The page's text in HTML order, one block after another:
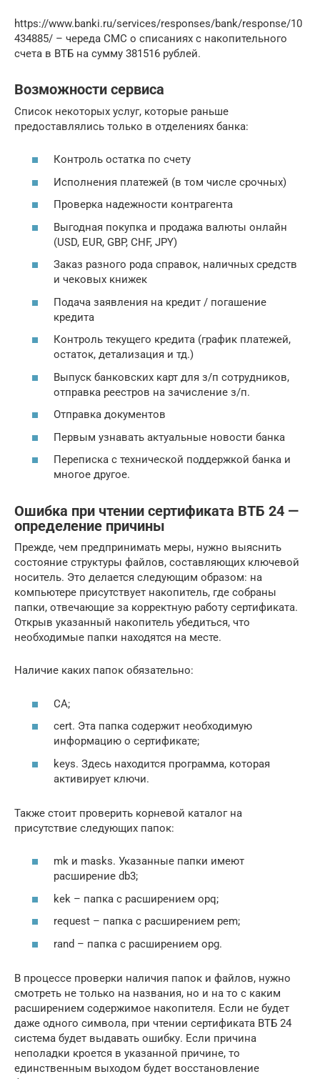
https://www.banki.ru/services/responses/bank/response/10
434885/ – череда СМС о списаниях с накопительного
счета в ВТБ на сумму 381516 рублей.
Возможности сервиса
Список некоторых услуг, которые раньше
предоставлялись только в отделениях банка:
Контроль остатка по счету
Исполнения платежей (в том числе срочных)
Проверка надежности контрагента
Выгодная покупка и продажа валюты онлайн
(USD, EUR, GBP, CHF, JPY)
Заказ разного рода справок, наличных средств
и чековых книжек
Подача заявления на кредит / погашение
кредита
Контроль текущего кредита (график платежей,
остаток, детализация и тд.)
Выпуск банковских карт для з/п сотрудников,
отправка реестров на зачисление з/п.
Отправка документов
Первым узнавать актуальные новости банка
Переписка с технической поддержкой банка и
многое другое.
Ошибка при чтении сертификата ВТБ 24 —
определение причины
Прежде, чем предпринимать меры, нужно выяснить
состояние структуры файлов, составляющих ключевой
носитель. Это делается следующим образом: на
компьютере присутствует накопитель, где собраны
папки, отвечающие за корректную работу сертификата.
Открыв указанный накопитель убедиться, что
необходимые папки находятся на месте.
Наличие каких папок обязательно:
СА;
сert. Эта папка содержит необходимую
информацию о сертификате;
keys. Здесь находится программа, которая
активирует ключи.
Также стоит проверить корневой каталог на
присутствие следующих папок:
mk и masks. Указанные папки имеют
расширение db3;
kek – папка с расширением opq;
request – папка с расширением pem;
rand – папка с расширением opg.
В процессе проверки наличия папок и файлов, нужно
смотреть не только на названия, но и на то с каким
расширением содержимое накопителя. Если не будет
даже одного символа, при чтении сертификата ВТБ 24
система будет выдавать ошибку. Если причина
неполадки кроется в указанной причине, то
единственным выходом будет восстановление